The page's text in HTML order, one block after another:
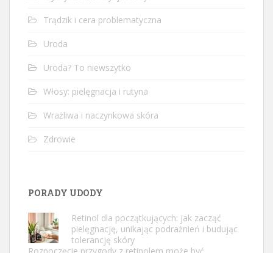
Trądzik i cera problematyczna
Uroda
Uroda? To niewszytko
Włosy: pielęgnacja i rutyna
Wrażliwa i naczynkowa skóra
Zdrowie
PORADY UDODY
Retinol dla początkujących: jak zacząć
pielęgnację, unikając podrażnień i budując
tolerancję skóry